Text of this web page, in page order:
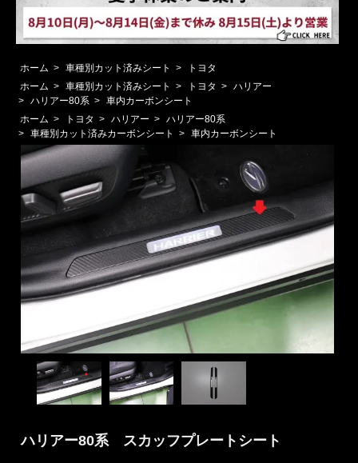
ホーム > 車種別カット済みシート >
トヨタ
ホーム > 車種別カット済みシート > トヨタ > ハリアー
> ハリアー80系 > 車内カーボンシート
ホーム > トヨタ > ハリアー > ハリアー80系
> 車種別カット済みカーボンシート > 車内カーボンシート
ハリアー80系 スカッフプレートシート